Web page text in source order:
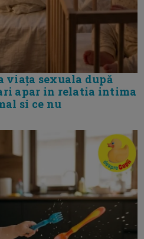
viața sexuala după
apar in relatia intima
si ce nu